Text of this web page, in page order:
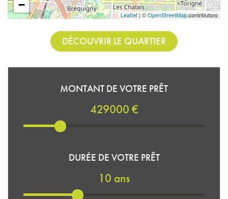
−
Leaflet| ©OpenStreetMapcontributors
DÉCOUVRIR LE QUARTIER
MONTANT DE VOTRE PRÊT
429000 €
DURÉE DE VOTRE PRÊT
10 ans